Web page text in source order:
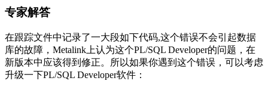
专家解答
在跟踪文件中记录了一大段如下代码,这个错误不会引起数据
库的故障，Metalink上认为这个PL/SQL Developer的问题，在
新版本中应该得到修正。所以如果你遇到这个错误，可以考虑
升级一下PL/SQL Developer软件：